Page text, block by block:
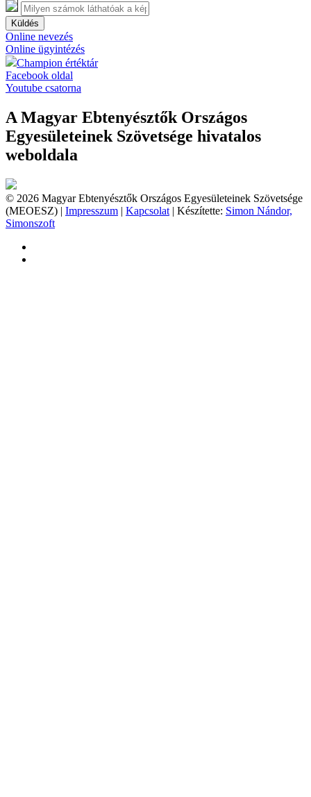
Küldés
Online nevezés
Online ügyintézés
Champion értéktár
Facebook oldal
Youtube csatorna
A Magyar Ebtenyésztők Országos
Egyesületeinek Szövetsége hivatalos
weboldala
© 2026 Magyar Ebtenyésztők Országos Egyesületeinek Szövetsége
(MEOESZ) | Impresszum | Kapcsolat | Készítette: Simon Nándor,
Simonszoft